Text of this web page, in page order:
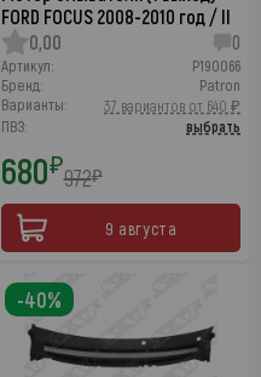
FORD FOCUS 2008-2010 год / II
0,00
0
Артикул:
P190066
Бренд:
Patron
Варианты:
37 вариантов от 640 ₽
ПВЗ:
выбрать
680₽972₽
9 августа
-40%